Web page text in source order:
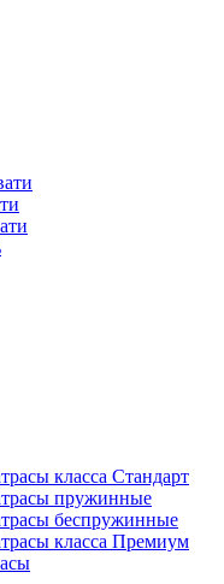
класса Стандарт
пружинные
беспружинные
класса Премиум